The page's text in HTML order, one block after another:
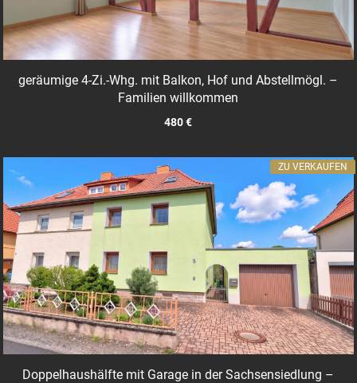
geräumige 4-Zi.-Whg. mit Balkon, Hof und Abstellmögl. –
Familien willkommen
480 €
Doppelhaushälfte mit Garage in der Sachsensiedlung –
ZU VERKAUFEN